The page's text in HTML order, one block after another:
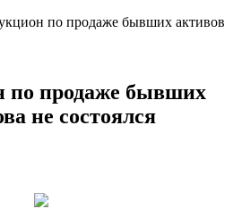
по продаже бывших активов
по продаже бывших
не состоялся